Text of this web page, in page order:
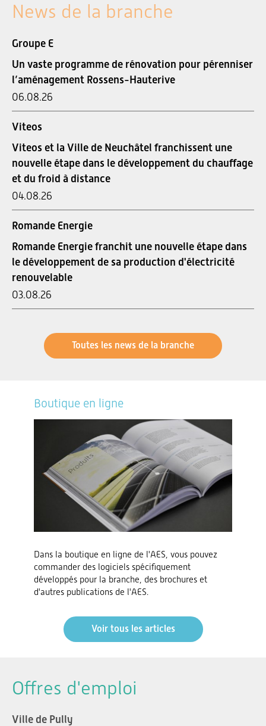
News de la branche
Groupe E
Un vaste programme de rénovation pour pérenniser
l’aménagement Rossens-Hauterive
06.08.26
Viteos
Viteos et la Ville de Neuchâtel franchissent une
nouvelle étape dans le développement du chauffage
et du froid à distance
04.08.26
Romande Energie
Romande Energie franchit une nouvelle étape dans
le développement de sa production d'électricité
renouvelable
03.08.26
Toutes les news de la branche
Boutique en ligne
Dans la boutique en ligne de l'AES, vous pouvez
commander des logiciels spécifiquement
développés pour la branche, des brochures et
d'autres publications de l'AES.
Voir tous les articles
Offres d'emploi
Ville de Pully